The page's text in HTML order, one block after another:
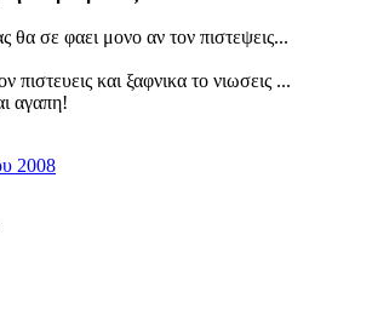
θα σε φαει μονο αν τον πιστεψεις...
πιστευεις και ξαφνικα το νιωσεις ...
αγαπη!
2008